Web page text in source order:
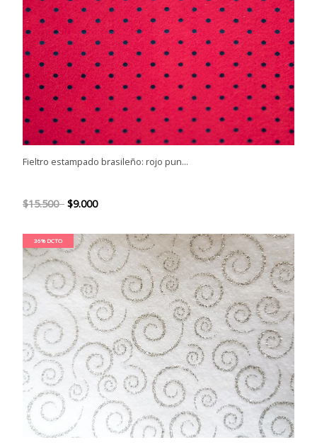
Fieltro estampado brasileño: rojo pun...
$15.500 $9.000
36% DCTO